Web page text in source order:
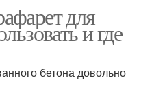
для
и где
бетона довольно